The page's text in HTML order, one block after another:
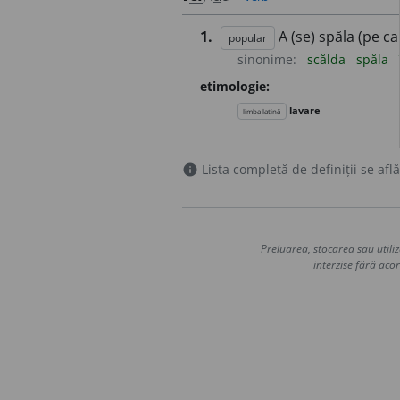
1. popular A (se) spăla (pe
sinonime: scălda spăla
etimologie:
limba latină lavare
info Lista completă de definiții se
Preluarea, stocarea sau
interzise fără